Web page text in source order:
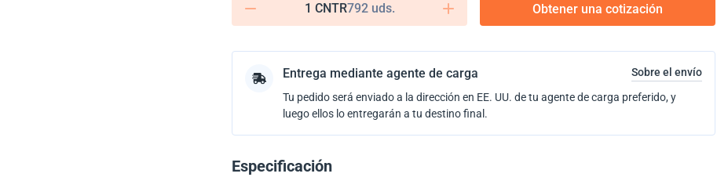
1 CNTR792 uds. Obtener una cotización
Entrega mediante agente de carga
Sobre el envío
Tu pedido será enviado a la dirección en EE. UU. de tu agente de carga preferido, y
luego ellos lo entregarán a tu destino final.
Especificación